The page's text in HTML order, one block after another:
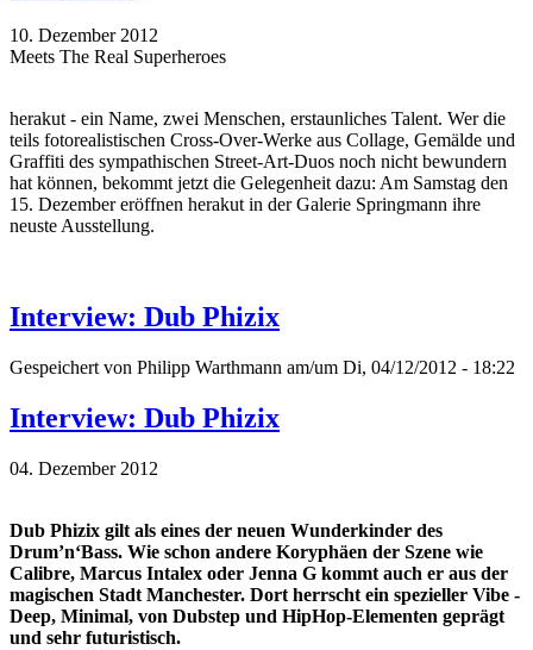
10. Dezember 2012
Meets The Real Superheroes
herakut - ein Name, zwei Menschen, erstaunliches Talent. Wer die
teils fotorealistischen Cross-Over-Werke aus Collage, Gemälde und
Graffiti des sympathischen Street-Art-Duos noch nicht bewundern
hat können, bekommt jetzt die Gelegenheit dazu: Am Samstag den
15. Dezember eröffnen herakut in der Galerie Springmann ihre
neuste Ausstellung.
Interview: Dub Phizix
Gespeichert von Philipp Warthmann am/um Di, 04/12/2012 - 18:22
Interview: Dub Phizix
04. Dezember 2012
Dub Phizix gilt als eines der neuen Wunderkinder des
Drum’n‘Bass. Wie schon andere Koryphäen der Szene wie
Calibre, Marcus Intalex oder Jenna G kommt auch er aus der
magischen Stadt Manchester. Dort herrscht ein spezieller Vibe -
Deep, Minimal, von Dubstep und HipHop-Elementen geprägt
und sehr futuristisch.